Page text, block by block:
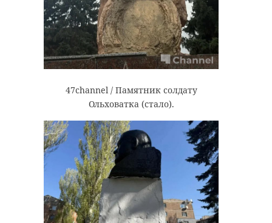
47channel / Памятник солдату
Ольховатка (стало).